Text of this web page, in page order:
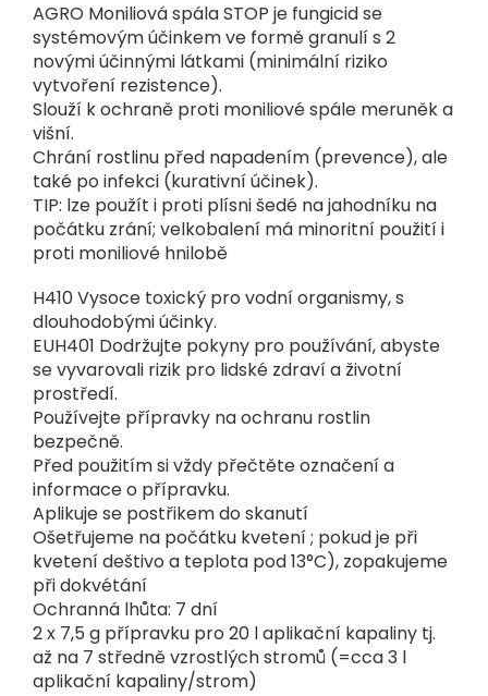
AGRO Moniliová spála STOP je fungicid se
systémovým účinkem ve formě granulí s 2
novými účinnými látkami (minimální riziko
vytvoření rezistence).
Slouží k ochraně proti moniliové spále meruněk a
višní.
Chrání rostlinu před napadením (prevence), ale
také po infekci (kurativní účinek).
TIP: lze použít i proti plísni šedé na jahodníku na
počátku zrání; velkobalení má minoritní použití i
proti moniliové hnilobě
H410 Vysoce toxický pro vodní organismy, s
dlouhodobými účinky.
EUH401 Dodržujte pokyny pro používání, abyste
se vyvarovali rizik pro lidské zdraví a životní
prostředí.
Používejte přípravky na ochranu rostlin
bezpečně.
Před použitím si vždy přečtěte označení a
informace o přípravku.
Aplikuje se postřikem do skanutí
Ošetřujeme na počátku kvetení ; pokud je při
kvetení deštivo a teplota pod 13°C), zopakujeme
při dokvétání
Ochranná lhůta: 7 dní
2 x 7,5 g přípravku pro 20 l aplikační kapaliny tj.
až na 7 středně vzrostlých stromů (=cca 3 l
aplikační kapaliny/strom)